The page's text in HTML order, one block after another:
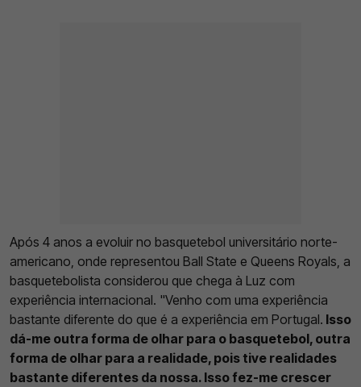
Após 4 anos a evoluir no basquetebol universitário norte-
americano, onde representou Ball State e Queens Royals, a
basquetebolista considerou que chega à Luz com
experiência internacional. "Venho com uma experiência
bastante diferente do que é a experiência em Portugal. Isso
dá-me outra forma de olhar para o basquetebol, outra
forma de olhar para a realidade, pois tive realidades
bastante diferentes da nossa. Isso fez-me crescer